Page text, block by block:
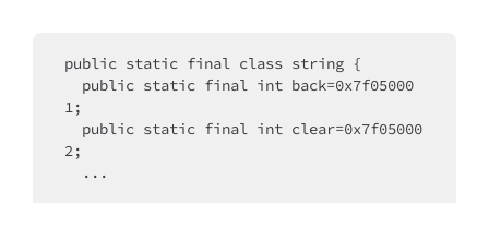
public static final class string {
1;
2;
  ...